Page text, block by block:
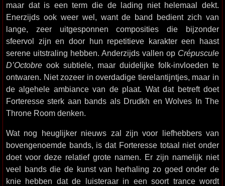
maar dat is een term die de lading niet helemaal dekt.
Enerzijds ook weer wel, want de band bedient zich van
lange, zeer uitgesponnen composities die bijzonder
sfeervol zijn en door hun repetitieve karakter een haast
serene uitstraling hebben. Anderzijds vallen op Crépuscule
D’Octobre ook subtiele, maar duidelijke folk-invloeden te
ontwaren. Niet zozeer in overdadige tierelantijntjes, maar in
de algehele ambiance van de plaat. Wat dat betreft doet
Forteresse sterk aan bands als Drudkh en Wolves In The
Throne Room denken.
Wat nog heuglijker nieuws zal zijn voor liefhebbers van
bovengenoemde bands, is dat Forteresse totaal niet onder
doet voor deze relatief grote namen. Er zijn namelijk niet
veel bands die de kunst van herhaling zo goed onder de
knie hebben dat de luisteraar in een soort trance wordt